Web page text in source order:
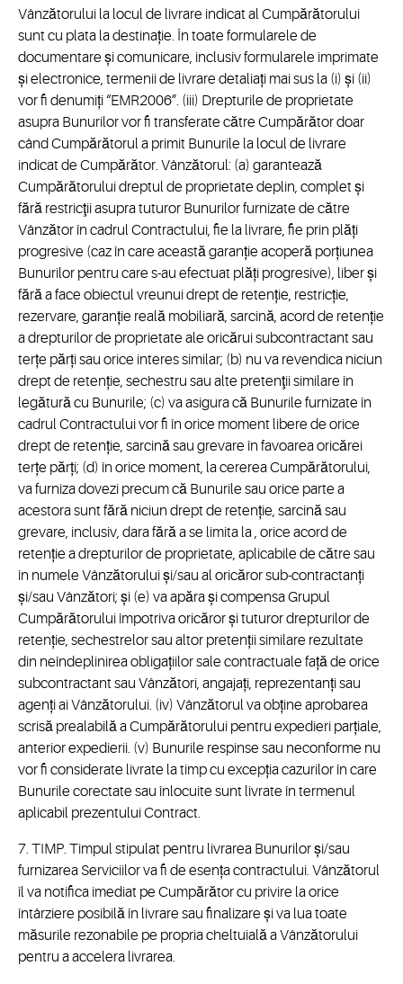
Vânzătorului la locul de livrare indicat al Cumpărătorului
sunt cu plata la destinație. În toate formularele de
documentare și comunicare, inclusiv formularele imprimate
și electronice, termenii de livrare detaliați mai sus la (i) și (ii)
vor fi denumiți “EMR2006”. (iii) Drepturile de proprietate
asupra Bunurilor vor fi transferate către Cumpărător doar
când Cumpărătorul a primit Bunurile la locul de livrare
indicat de Cumpărător. Vânzătorul: (a) garantează
Cumpărătorului dreptul de proprietate deplin, complet și
fără restricţii asupra tuturor Bunurilor furnizate de către
Vânzător în cadrul Contractului, fie la livrare, fie prin plăți
progresive (caz în care această garanție acoperă porțiunea
Bunurilor pentru care s-au efectuat plăți progresive), liber și
fără a face obiectul vreunui drept de retenție, restricție,
rezervare, garanție reală mobiliară, sarcină, acord de retenție
a drepturilor de proprietate ale oricărui subcontractant sau
terțe părți sau orice interes similar; (b) nu va revendica niciun
drept de retenție, sechestru sau alte pretenţii similare în
legătură cu Bunurile; (c) va asigura că Bunurile furnizate în
cadrul Contractului vor fi în orice moment libere de orice
drept de retenție, sarcină sau grevare în favoarea oricărei
terțe părți; (d) în orice moment, la cererea Cumpărătorului,
va furniza dovezi precum că Bunurile sau orice parte a
acestora sunt fără niciun drept de retenție, sarcină sau
grevare, inclusiv, dara fără a se limita la , orice acord de
retenție a drepturilor de proprietate, aplicabile de către sau
în numele Vânzătorului și/sau al oricăror sub-contractanți
și/sau Vânzători; și (e) va apăra și compensa Grupul
Cumpărătorului împotriva oricăror și tuturor drepturilor de
retenție, sechestrelor sau altor pretenții similare rezultate
din neîndeplinirea obligațiilor sale contractuale față de orice
subcontractant sau Vânzători, angajați, reprezentanți sau
agenți ai Vânzătorului. (iv) Vânzătorul va obține aprobarea
scrisă prealabilă a Cumpărătorului pentru expedieri parțiale,
anterior expedierii. (v) Bunurile respinse sau neconforme nu
vor fi considerate livrate la timp cu excepția cazurilor în care
Bunurile corectate sau înlocuite sunt livrate în termenul
aplicabil prezentului Contract.
7. TIMP. Timpul stipulat pentru livrarea Bunurilor și/sau
furnizarea Serviciilor va fi de esența contractului. Vânzătorul
îl va notifica imediat pe Cumpărător cu privire la orice
întârziere posibilă în livrare sau finalizare și va lua toate
măsurile rezonabile pe propria cheltuială a Vânzătorului
pentru a accelera livrarea.